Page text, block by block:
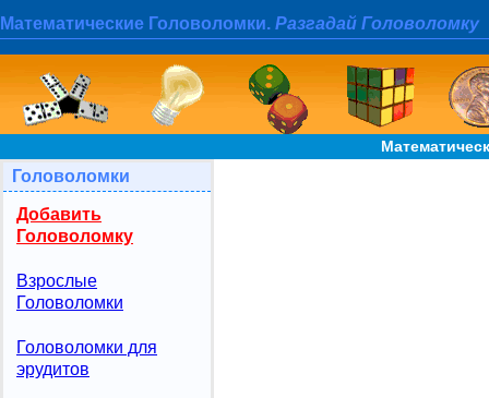
Математические Головоломки. Разгадай Головоломку
Головоломки
Добавить
Головоломку
Взрослые
Головоломки
Головоломки для
эрудитов